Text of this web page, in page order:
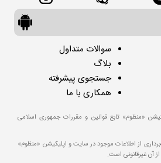
سوالات متداول
بلاگ
جستجوی پیشرفته
همکاری با ما
«منظوم» تابع قوانین و مقررات جمهوری اسلامی
از اطلاعات موجود در سایت و اپلیکیشن «منظوم»
آن غیرقانونی است.